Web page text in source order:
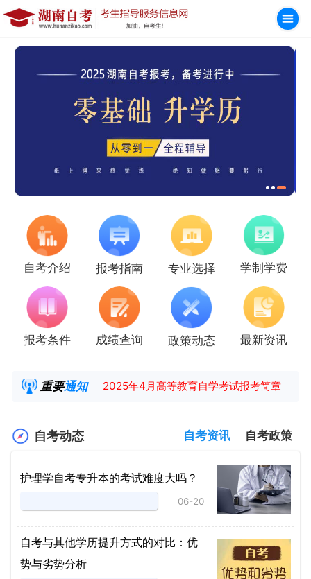
自考介绍 报考指南 专业选择 学制学费
报考条件 成绩查询 政策动态 最新资讯
重要通知
湖南省高教自学考试毕业申请操作指南
2025年4月高等教育自学考试报考简章
自考动态 自考资讯 自考政策
护理学自考专升本的考试难度大吗？
06-20
自考与其他学历提升方式的对比：优
势与劣势分析